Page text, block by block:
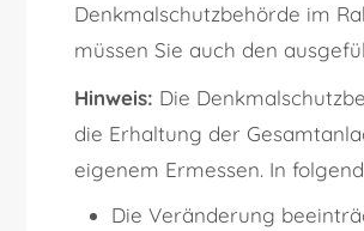
Denkmalschutzbehörde im
müssen Sie auch den
Hinweis: Die
die Erhaltung der
eigenem Ermessen. In
Die Veränderung